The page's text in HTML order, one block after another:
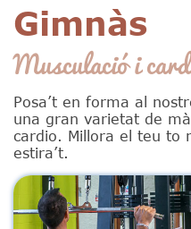
Gimnàs
Musculació i
Posa’t en forma al
una gran varietat de
cardio. Millora el teu to
estira’t.